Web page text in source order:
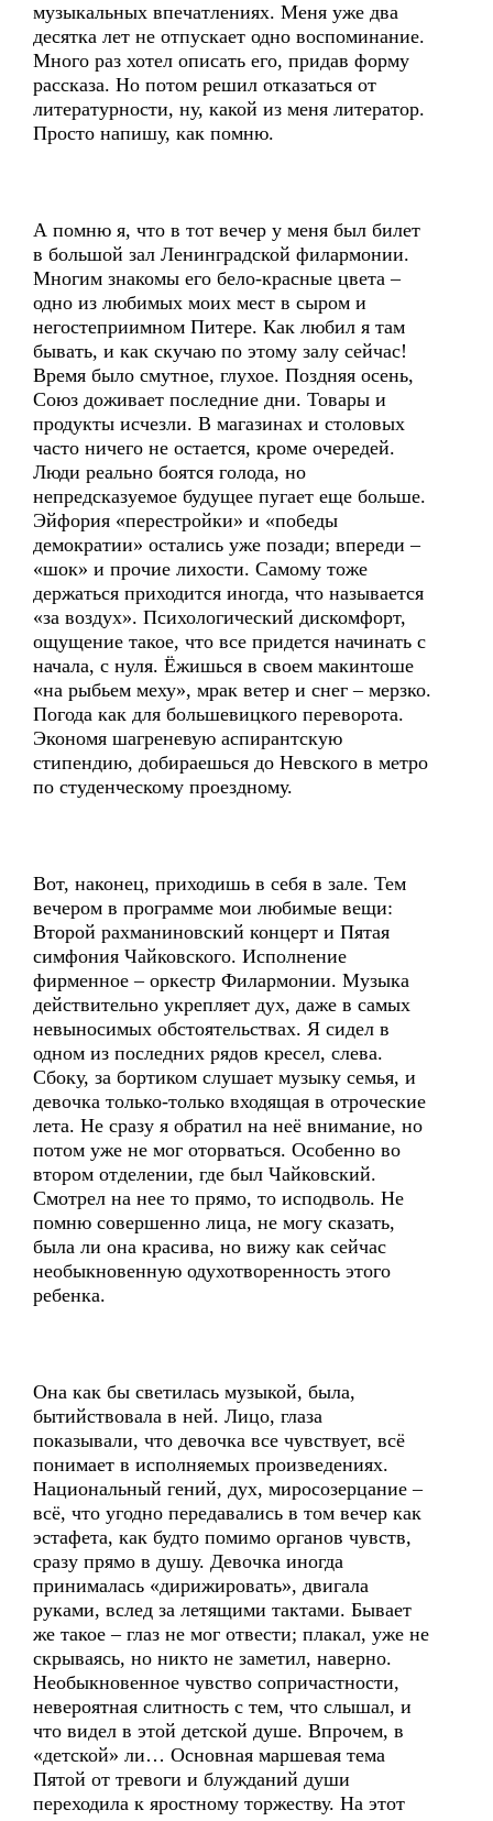
музыкальных впечатлениях. Меня уже два
десятка лет не отпускает одно воспоминание.
Много раз хотел описать его, придав форму
рассказа. Но потом решил отказаться от
литературности, ну, какой из меня литератор.
Просто напишу, как помню.
А помню я, что в тот вечер у меня был билет
в большой зал Ленинградской филармонии.
Многим знакомы его бело-красные цвета –
одно из любимых моих мест в сыром и
негостеприимном Питере. Как любил я там
бывать, и как скучаю по этому залу сейчас!
Время было смутное, глухое. Поздняя осень,
Союз доживает последние дни. Товары и
продукты исчезли. В магазинах и столовых
часто ничего не остается, кроме очередей.
Люди реально боятся голода, но
непредсказуемое будущее пугает еще больше.
Эйфория «перестройки» и «победы
демократии» остались уже позади; впереди –
«шок» и прочие лихости. Самому тоже
держаться приходится иногда, что называется
«за воздух». Психологический дискомфорт,
ощущение такое, что все придется начинать с
начала, с нуля. Ёжишься в своем макинтоше
«на рыбьем меху», мрак ветер и снег – мерзко.
Погода как для большевицкого переворота.
Экономя шагреневую аспирантскую
стипендию, добираешься до Невского в метро
по студенческому проездному.
Вот, наконец, приходишь в себя в зале. Тем
вечером в программе мои любимые вещи:
Второй рахманиновский концерт и Пятая
симфония Чайковского. Исполнение
фирменное – оркестр Филармонии. Музыка
действительно укрепляет дух, даже в самых
невыносимых обстоятельствах. Я сидел в
одном из последних рядов кресел, слева.
Сбоку, за бортиком слушает музыку семья, и
девочка только-только входящая в отроческие
лета. Не сразу я обратил на неё внимание, но
потом уже не мог оторваться. Особенно во
втором отделении, где был Чайковский.
Смотрел на нее то прямо, то исподволь. Не
помню совершенно лица, не могу сказать,
была ли она красива, но вижу как сейчас
необыкновенную одухотворенность этого
ребенка.
Она как бы светилась музыкой, была,
бытийствовала в ней. Лицо, глаза
показывали, что девочка все чувствует, всё
понимает в исполняемых произведениях.
Национальный гений, дух, миросозерцание –
всё, что угодно передавались в том вечер как
эстафета, как будто помимо органов чувств,
сразу прямо в душу. Девочка иногда
принималась «дирижировать», двигала
руками, вслед за летящими тактами. Бывает
же такое – глаз не мог отвести; плакал, уже не
скрываясь, но никто не заметил, наверно.
Необыкновенное чувство сопричастности,
невероятная слитность с тем, что слышал, и
что видел в этой детской душе. Впрочем, в
«детской» ли… Основная маршевая тема
Пятой от тревоги и блужданий души
переходила к яростному торжеству. На этот